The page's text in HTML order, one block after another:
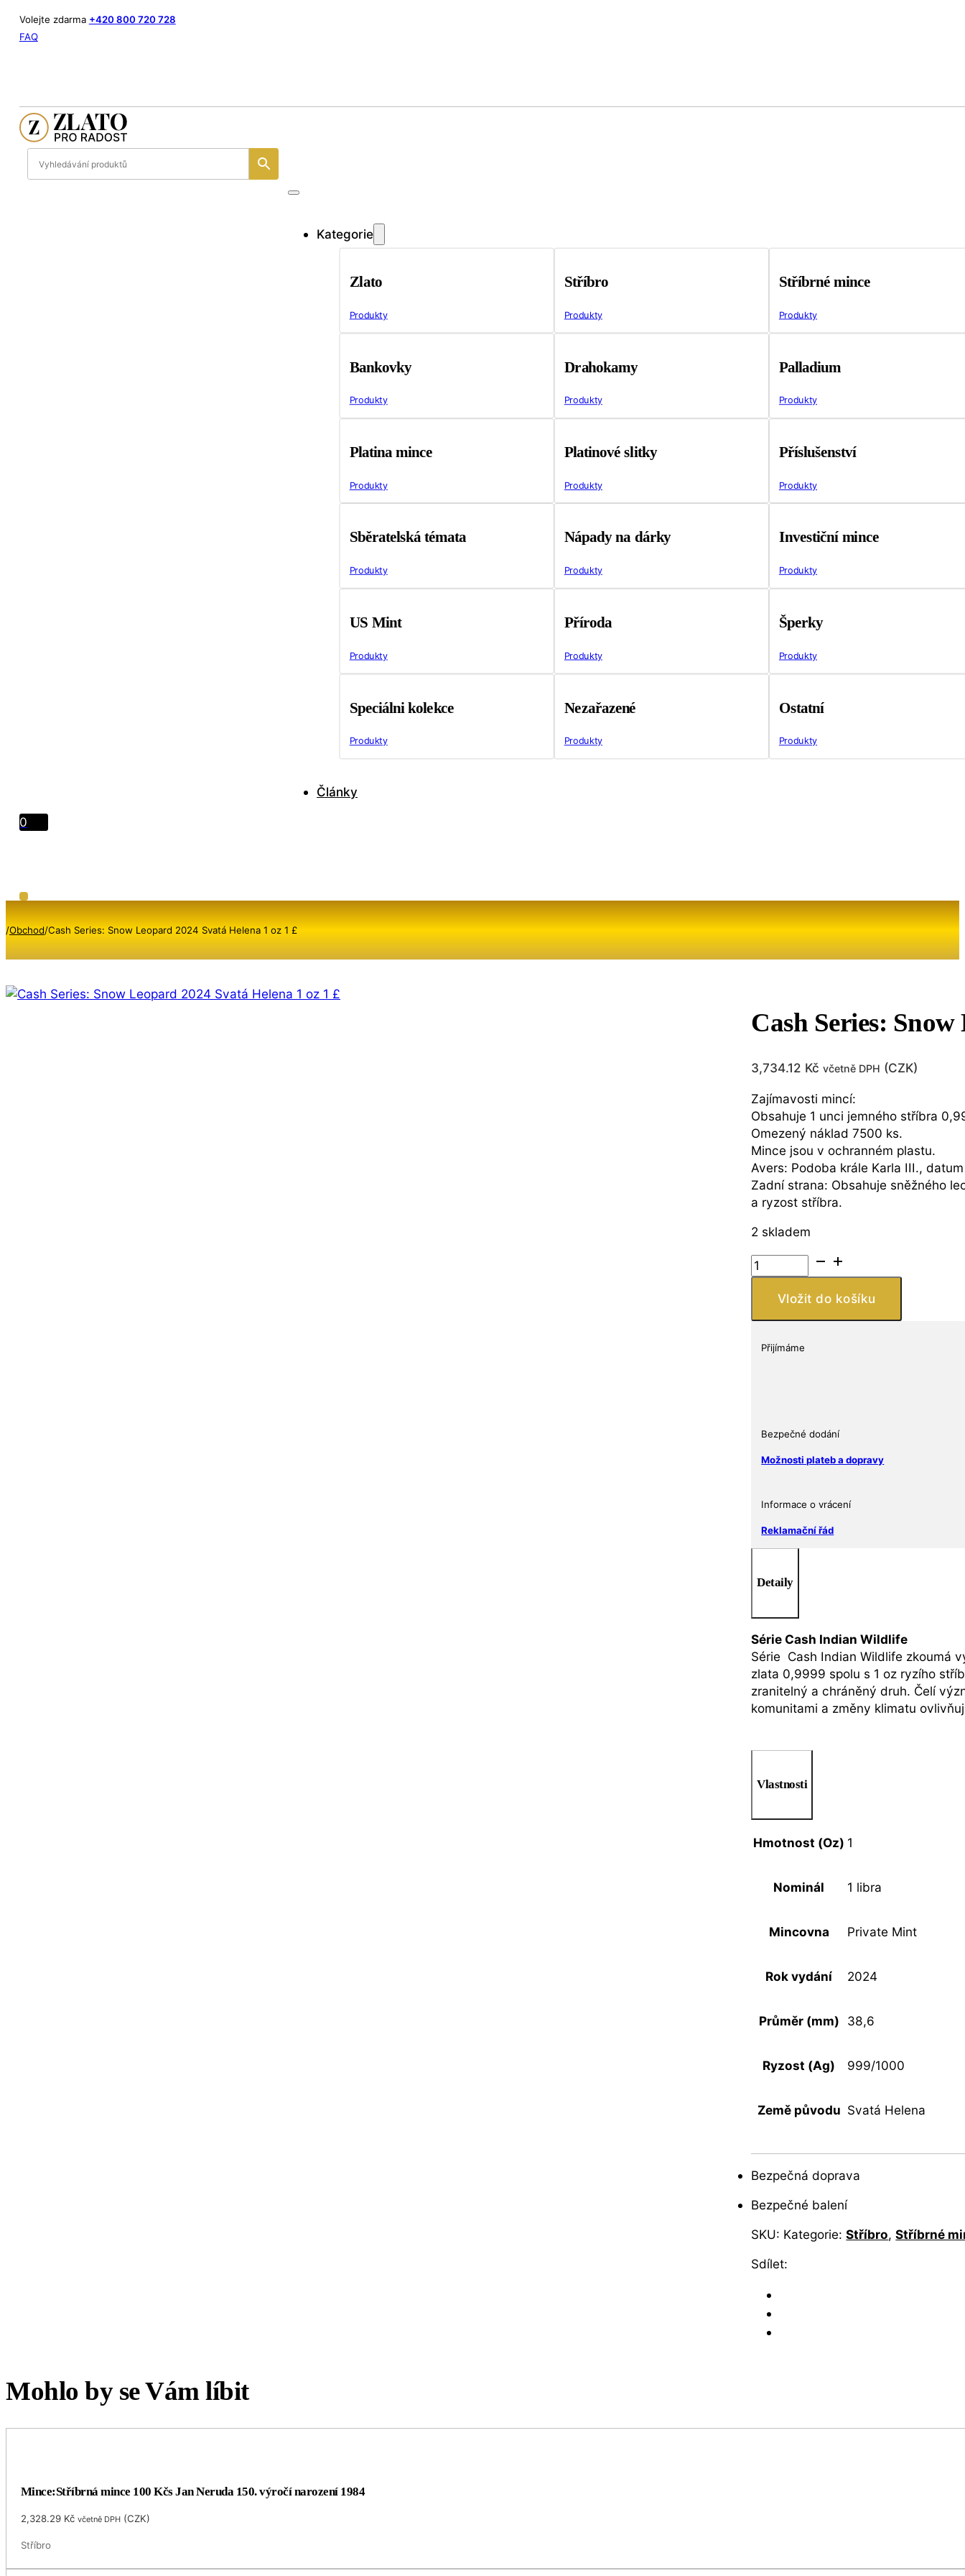
Volejte zdarma +420 800 720 728
FAQ
Kategorie
Zlato
Produkty
Stříbro
Produkty
Stříbrné mince
Produkty
Bankovky
Produkty
Drahokamy
Produkty
Palladium
Produkty
Platina mince
Produkty
Platinové slitky
Produkty
Příslušenství
Produkty
Sběratelská témata
Produkty
Nápady na dárky
Produkty
Investiční mince
Produkty
US Mint
Produkty
Příroda
Produkty
Šperky
Produkty
Speciálni kolekce
Produkty
Nezařazené
Produkty
Ostatní
Produkty
Články
0
/Obchod/Cash Series: Snow Leopard 2024 Svatá Helena 1 oz 1 £
Cash Series:
3,734.12 Kč včetně DPH (CZK)
Zajímavosti mincí:
Obsahuje 1 unci jemného stříbra
Omezený náklad 7500 ks.
Mince jsou v ochranném plastu.
Avers: Podoba krále Karla III.,
Zadní strana: Obsahuje sněžného
a ryzost stříbra.
2 skladem
Cash
Series:
Snow
Svatá
Vložit do košíku
Přijímáme
Bezpečné dodání
Možnosti plateb a dopravy
Informace o vrácení
Reklamační řád
Detaily
Série Cash Indian Wildlife
Série Cash Indian Wildlife zkoumá
zlata 0,9999 spolu s 1 oz ryzího
zranitelný a chráněný druh. Čelí
komunitami a změny klimatu
Vlastnosti
Hmotnost (Oz) 1
Nominál 1 libra
Mincovna Private Mint
Rok vydání 2024
Průměr (mm) 38,6
Ryzost (Ag) 999/1000
Země původu Svatá Helena
Bezpečná doprava
Bezpečné balení
SKU: Kategorie:Stříbro,Stříbrné
Sdílet:
Mohlo by se Vám líbit
Mince:Stříbrná mince 100 Kčs Jan Neruda 150. výročí narození 1984
2,328.29 Kč včetně DPH(CZK)
Stříbro